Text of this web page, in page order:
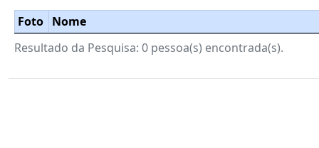
Foto Nome
Resultado da Pesquisa: 0 pessoa(s) encontrada(s).